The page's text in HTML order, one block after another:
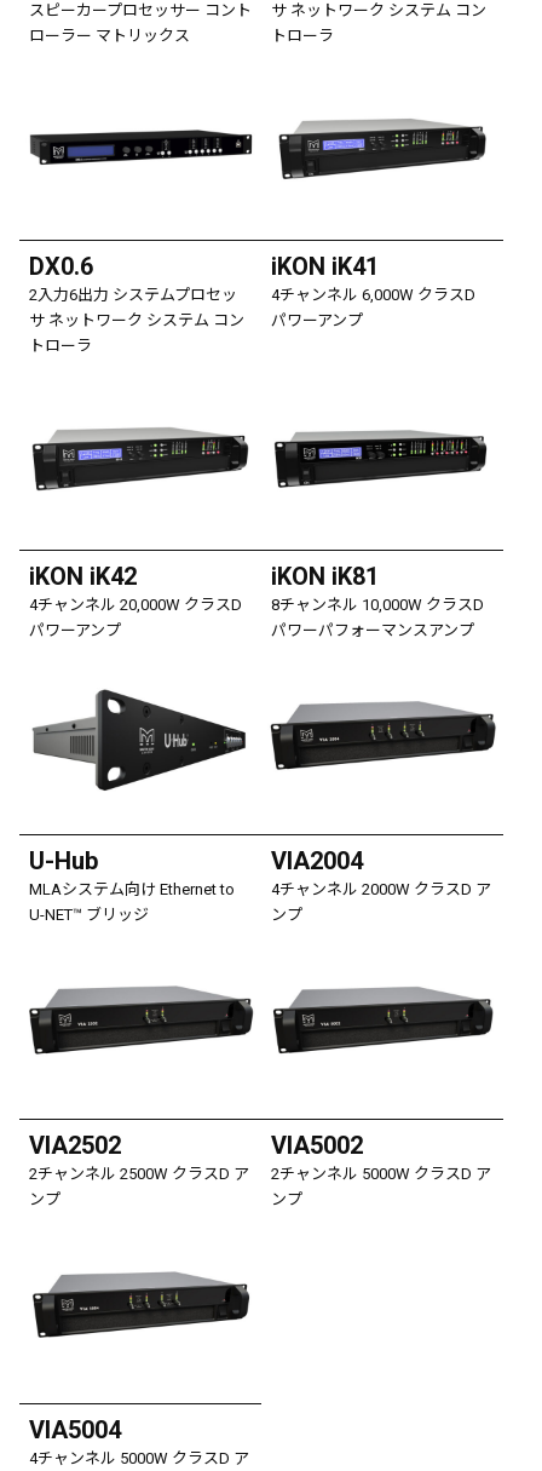
スピーカープロセッサー コント
ローラー マトリックス
サ ネットワーク システム コン
トローラ
DX0.6
2入力6出力 システムプロセッ
サ ネットワーク システム コン
トローラ
iKON iK41
4チャンネル 6,000W クラスD
パワーアンプ
iKON iK42
4チャンネル 20,000W クラスD
パワーアンプ
iKON iK81
8チャンネル 10,000W クラスD
パワーパフォーマンスアンプ
U-Hub
MLAシステム向け Ethernet to
U-NET™ ブリッジ
VIA2004
4チャンネル 2000W クラスD ア
ンプ
VIA2502
2チャンネル 2500W クラスD ア
ンプ
VIA5002
2チャンネル 5000W クラスD ア
ンプ
VIA5004
4チャンネル 5000W クラスD ア